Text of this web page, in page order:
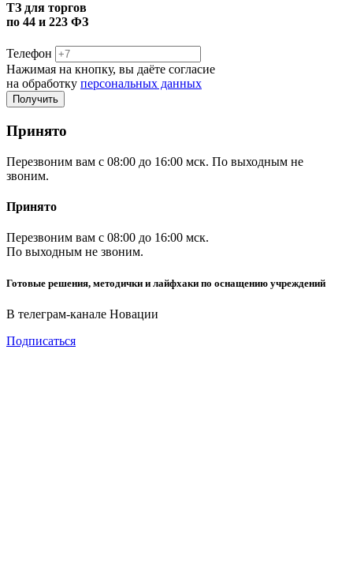
ТЗ для торгов
по 44 и 223 ФЗ
Телефон
Нажимая на кнопку, вы даёте согласие
на обработку персональных данных
Принято
Перезвоним вам с 08:00 до 16:00 мск. По выходным не
звоним.
Принято
Перезвоним вам с 08:00 до 16:00 мск.
По выходным не звоним.
Готовые решения, методички и лайфхаки по оснащению учреждений
В телеграм-канале Новации
Подписаться